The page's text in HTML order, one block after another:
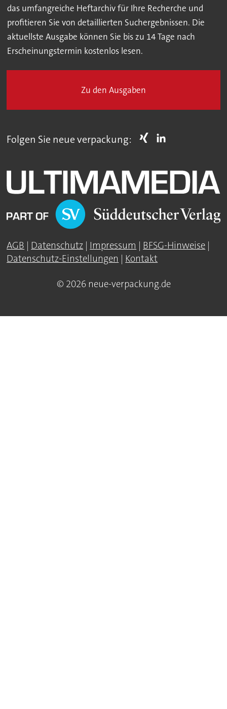
das umfangreiche Heftarchiv für Ihre Recherche und
profitieren Sie von detaillierten Suchergebnissen. Die
aktuellste Ausgabe können Sie bis zu 14 Tage nach
Erscheinungstermin kostenlos lesen.
Zu den Ausgaben
Folgen Sie neue verpackung:
AGB | Datenschutz | Impressum | BFSG-Hinweise |
Datenschutz-Einstellungen | Kontakt
© 2026 neue-verpackung.de